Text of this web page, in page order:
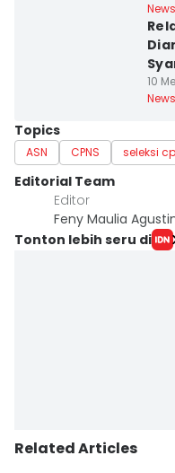
News
10
News
Topics
ASN CPNS seleksi
Editorial Team
Editor
Feny Maulia
Tonton lebih seru di
Related Articles